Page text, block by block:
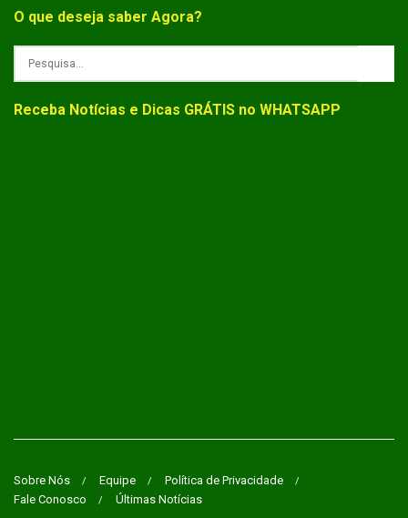
O que deseja saber Agora?
Receba Notícias e Dicas GRÁTIS no WHATSAPP
Sobre Nós Equipe
Política de Privacidade
Fale Conosco
Últimas Notícias